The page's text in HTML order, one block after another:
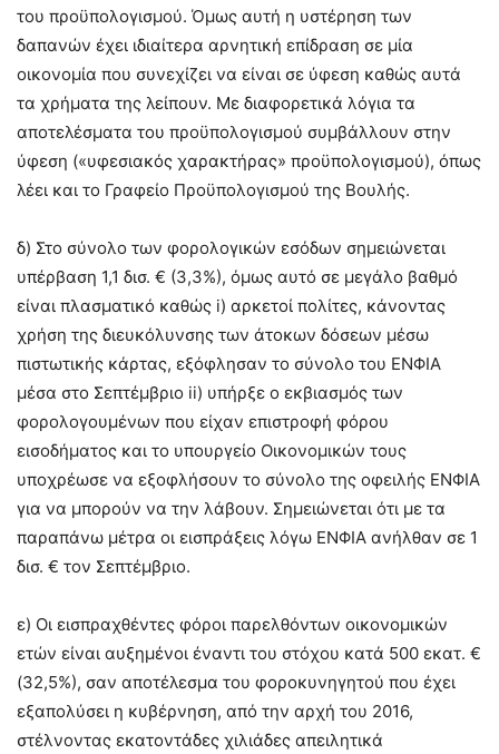
του προϋπολογισμού. Όμως αυτή η υστέρηση των
δαπανών έχει ιδιαίτερα αρνητική επίδραση σε μία
οικονομία που συνεχίζει να είναι σε ύφεση καθώς αυτά
τα χρήματα της λείπουν. Με διαφορετικά λόγια τα
αποτελέσματα του προϋπολογισμού συμβάλλουν στην
ύφεση («υφεσιακός χαρακτήρας» προϋπολογισμού), όπως
λέει και το Γραφείο Προϋπολογισμού της Βουλής.
δ) Στο σύνολο των φορολογικών εσόδων σημειώνεται
υπέρβαση 1,1 δισ. € (3,3%), όμως αυτό σε μεγάλο βαθμό
είναι πλασματικό καθώς i) αρκετοί πολίτες, κάνοντας
χρήση της διευκόλυνσης των άτοκων δόσεων μέσω
πιστωτικής κάρτας, εξόφλησαν το σύνολο του ΕΝΦΙΑ
μέσα στο Σεπτέμβριο ii) υπήρξε ο εκβιασμός των
φορολογουμένων που είχαν επιστροφή φόρου
εισοδήματος και το υπουργείο Οικονομικών τους
υποχρέωσε να εξοφλήσουν το σύνολο της οφειλής ΕΝΦΙΑ
για να μπορούν να την λάβουν. Σημειώνεται ότι με τα
παραπάνω μέτρα οι εισπράξεις λόγω ΕΝΦΙΑ ανήλθαν σε 1
δισ. € τον Σεπτέμβριο.
ε) Οι εισπραχθέντες φόροι παρελθόντων οικονομικών
ετών είναι αυξημένοι έναντι του στόχου κατά 500 εκατ. €
(32,5%), σαν αποτέλεσμα του φοροκυνηγητού που έχει
εξαπολύσει η κυβέρνηση, από την αρχή του 2016,
στέλνοντας εκατοντάδες χιλιάδες απειλητικά